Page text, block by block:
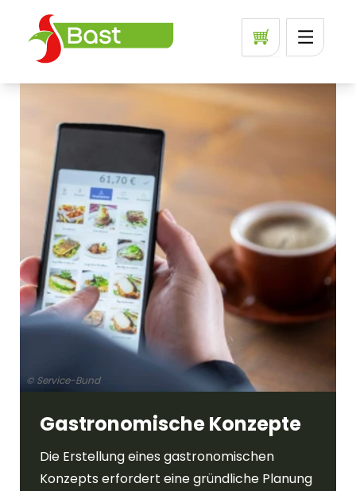
© Service-Bund
Gastronomische Konzepte
Die Erstellung eines gastronomischen
Konzepts erfordert eine gründliche Planung